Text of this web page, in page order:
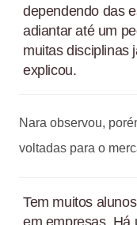
dependendo das
adiantar até um
muitas disciplinas
explicou.
Nara observou,
voltadas para o
Tem muitos
em empresas. Há